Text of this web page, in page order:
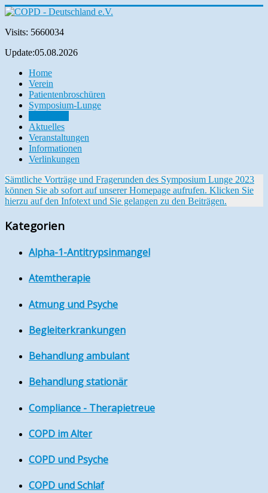
Visits: 5660034
Update:05.08.2026
Home
Verein
Patientenbroschüren
Symposium-Lunge
Aktuelles
Veranstaltungen
Informationen
Verlinkungen
Sämtliche Vorträge und Fragerunden des Symposium Lunge 2023
können Sie ab sofort auf unserer Homepage aufrufen. Klicken Sie
hierzu auf den Infotext und Sie gelangen zu den Beiträgen.
Kategorien
Alpha-1-Antitrypsinmangel
Atemtherapie
Atmung und Psyche
Begleiterkrankungen
Behandlung ambulant
Behandlung stationär
Compliance - Therapietreue
COPD im Alter
COPD und Psyche
COPD und Schlaf